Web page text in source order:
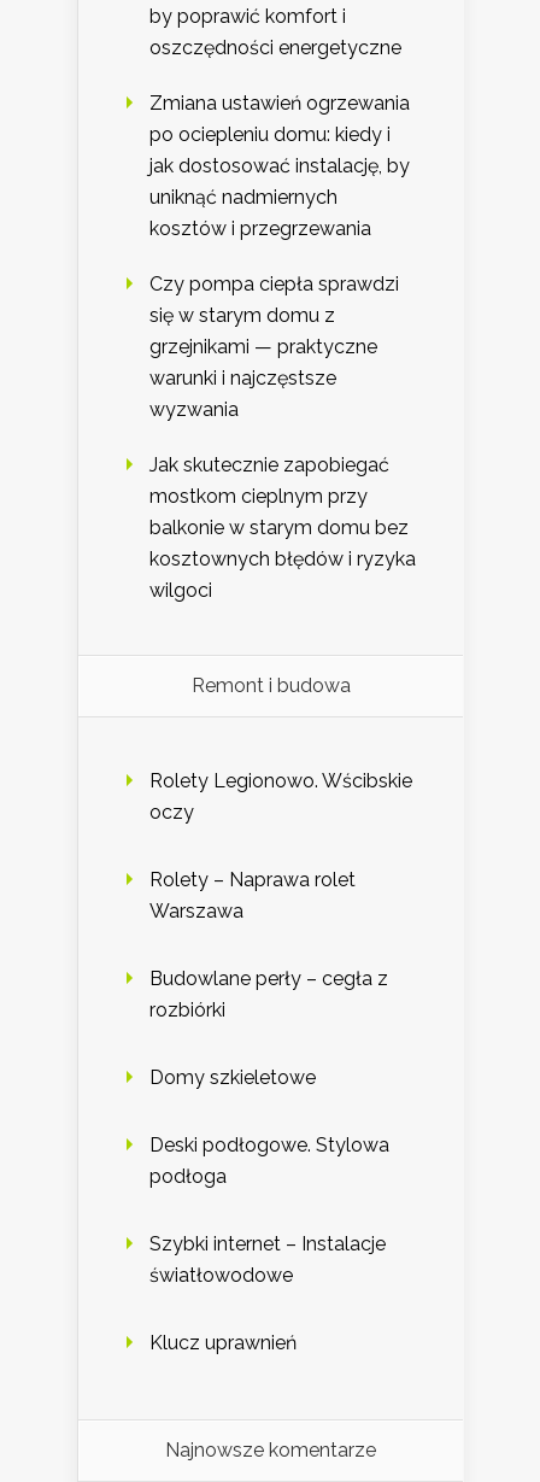
by poprawić komfort i
oszczędności energetyczne
Zmiana ustawień ogrzewania
po ociepleniu domu: kiedy i
jak dostosować instalację, by
uniknąć nadmiernych
kosztów i przegrzewania
Czy pompa ciepła sprawdzi
się w starym domu z
grzejnikami — praktyczne
warunki i najczęstsze
wyzwania
Jak skutecznie zapobiegać
mostkom cieplnym przy
balkonie w starym domu bez
kosztownych błędów i ryzyka
wilgoci
Remont i budowa
Rolety Legionowo. Wścibskie
oczy
Rolety – Naprawa rolet
Warszawa
Budowlane perły – cegła z
rozbiórki
Domy szkieletowe
Deski podłogowe. Stylowa
podłoga
Szybki internet – Instalacje
światłowodowe
Klucz uprawnień
Najnowsze komentarze